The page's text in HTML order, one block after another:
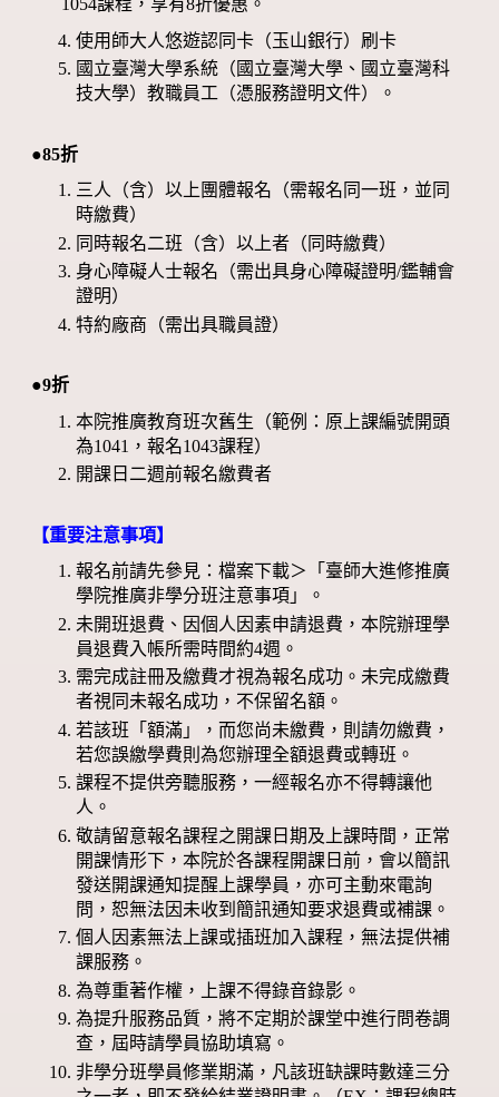
1054課程，享有8折優惠。
使用師大人悠遊認同卡（玉山銀行）刷卡
國立臺灣大學系統（國立臺灣大學、國立臺灣科
技大學）教職員工（憑服務證明文件）。
●85折
三人（含）以上團體報名（需報名同一班，並同
時繳費）
同時報名二班（含）以上者（同時繳費）
身心障礙人士報名（需出具身心障礙證明/鑑輔會
證明）
特約廠商（需出具職員證）
●9折
本院推廣教育班次舊生（範例：原上課編號開頭
為1041，報名1043課程）
開課日二週前報名繳費者
【重要注意事項】
報名前請先參見：檔案下載＞「臺師大進修推廣
學院推廣非學分班注意事項」。
未開班退費、因個人因素申請退費，本院辦理學
員退費入帳所需時間約4週。
需完成註冊及繳費才視為報名成功。未完成繳費
者視同未報名成功，不保留名額。
若該班「額滿」，而您尚未繳費，則請勿繳費，
若您誤繳學費則為您辦理全額退費或轉班。
課程不提供旁聽服務，一經報名亦不得轉讓他
人。
敬請留意報名課程之開課日期及上課時間，正常
開課情形下，本院於各課程開課日前，會以簡訊
發送開課通知提醒上課學員，亦可主動來電詢
問，恕無法因未收到簡訊通知要求退費或補課。
個人因素無法上課或插班加入課程，無法提供補
課服務。
為尊重著作權，上課不得錄音錄影。
為提升服務品質，將不定期於課堂中進行問卷調
查，屆時請學員協助填寫。
非學分班學員修業期滿，凡該班缺課時數達三分